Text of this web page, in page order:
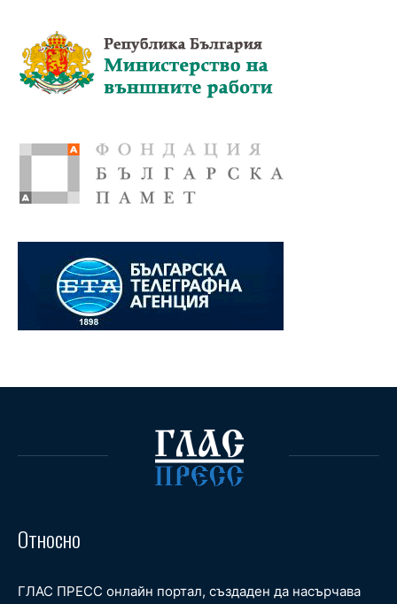
Относно
ГЛАС ПРЕСС онлайн портал, създаден да насърчава